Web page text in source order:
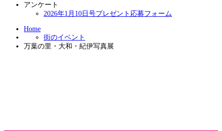
アンケート
2026年1月10日号プレゼント応募フォーム
Home
街のイベント
万葉の里・大和・紀伊写真展